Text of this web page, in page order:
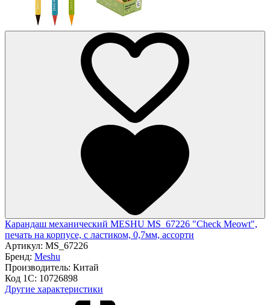
Карандаш механический MESHU MS_67226 "Check Meowt",
печать на корпусе, с ластиком, 0,7мм, ассорти
Артикул: MS_67226
Бренд: Meshu
Производитель: Китай
Код 1С: 10726898
Другие характеристики